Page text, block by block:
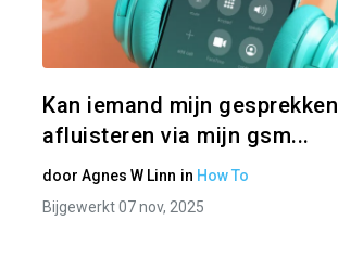
Kan iemand mijn gesprekken
afluisteren via mijn gsm...
door Agnes W Linn in How To
Bijgewerkt 07 nov, 2025